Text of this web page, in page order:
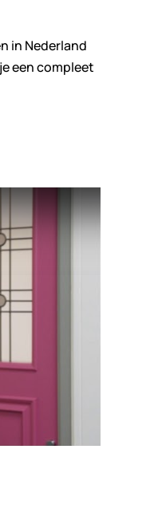
in Nederland
een compleet